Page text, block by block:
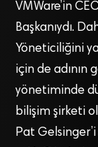
VMWare’in
Başkanıydı.
Yöneticiliğini
için de adının
yönetiminde
bilişim şirketi
Pat